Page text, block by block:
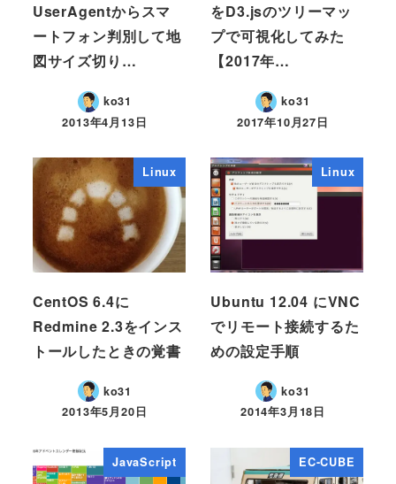
UserAgentからスマ
ートフォン判別して地
図サイズ切り…
ko31
2013年4月13日
をD3.jsのツリーマッ
プで可視化してみた
【2017年…
ko31
2017年10月27日
Linux
CentOS 6.4に
Redmine 2.3をインス
トールしたときの覚書
ko31
2013年5月20日
Linux
Ubuntu 12.04 にVNC
でリモート接続するた
めの設定手順
ko31
2014年3月18日
JavaScript EC-CUBE